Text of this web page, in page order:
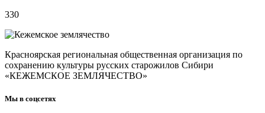
330
Красноярская региональная общественная организация по
сохранению культуры русских старожилов Сибири
«КЕЖЕМСКОЕ ЗЕМЛЯЧЕСТВО»
Мы в соцсетях